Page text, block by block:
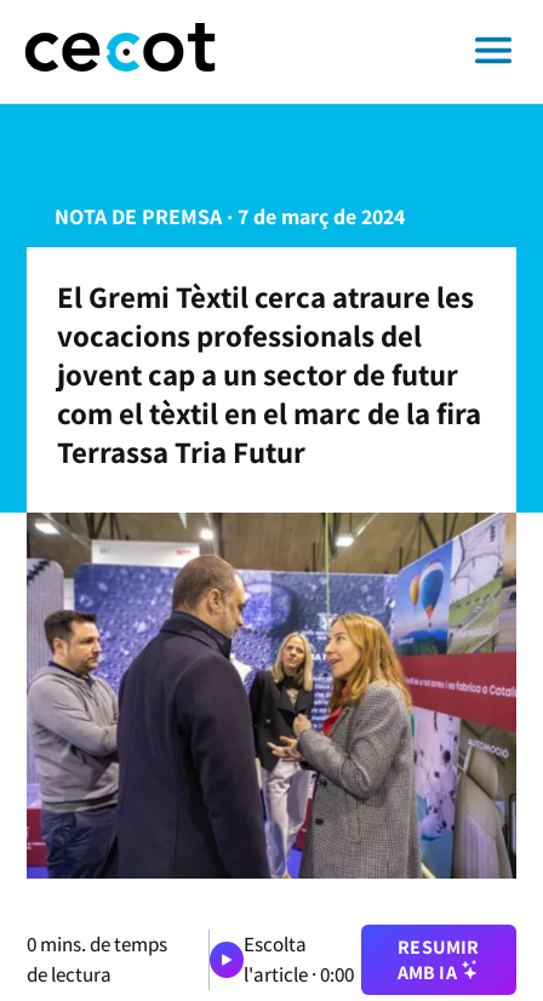
NOTA DE PREMSA · 7 de març de 2024
El Gremi Tèxtil cerca atraure les
vocacions professionals del
jovent cap a un sector de futur
com el tèxtil en el marc de la fira
Terrassa Tria Futur
0mins. de temps
de lectura
Escolta
l'article ·0:00
RESUMIR
AMB IA